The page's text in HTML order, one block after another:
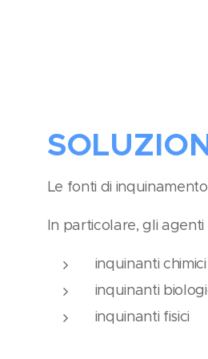
Le fonti di
In particolare, gli
inquinanti chimici
inquinanti
inquinanti fisici